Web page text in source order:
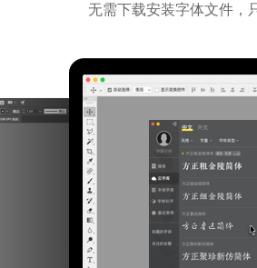
无需下载安装字体文件，